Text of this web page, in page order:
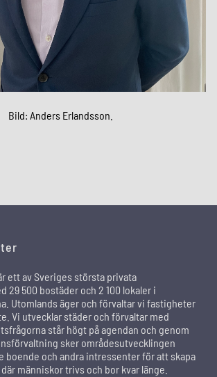
Bild: Anders Erlandsson.
ett av Sveriges största privata
29 500 bostäder och 2 100 lokaler i
Utomlands äger och förvaltar vi fastigheter
Vi utvecklar städer och förvaltar med
står högt på agendan och genom
sker områdesutvecklingen
boende och andra intressenter för att skapa
människor trivs och bor kvar länge.